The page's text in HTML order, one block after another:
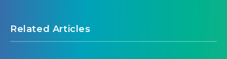
Related Articles